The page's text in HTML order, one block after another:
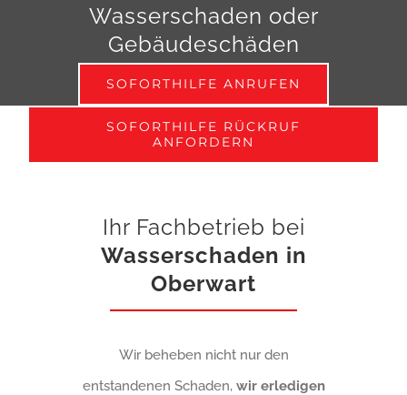
Wasserschaden oder
Gebäudeschäden
SOFORTHILFE ANRUFEN
SOFORTHILFE RÜCKRUF
ANFORDERN
Ihr Fachbetrieb bei
Wasserschaden in
Oberwart
Wir beheben nicht nur den
entstandenen Schaden, wir erledigen